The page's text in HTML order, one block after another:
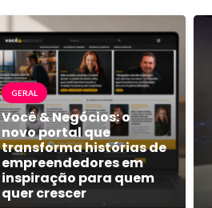
GERAL
Você & Negócios: o
novo portal que
transforma histórias de
empreendedores em
inspiração para quem
quer crescer